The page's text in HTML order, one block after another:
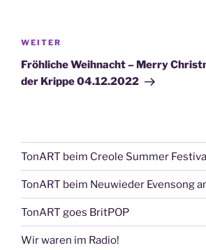
Nächster
Beitrag
WEITER
Fröhliche Weihnacht – Merry
der Krippe 04.12.2022
TonART beim Creole Summer
TonART beim Neuwieder Evensong
TonART goes BritPOP
Wir waren im Radio!